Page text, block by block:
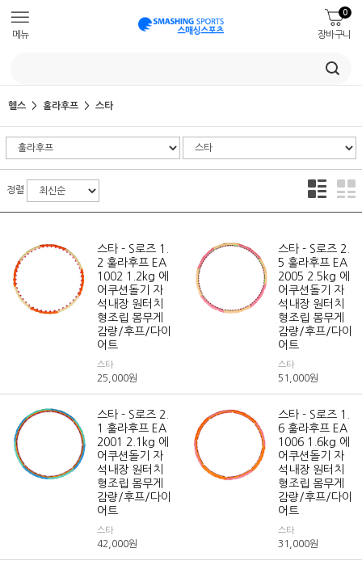
메뉴 장바구니
0
헬스 훌라후프 스타
정렬
스타 - S로즈 1.
2 훌라후프 EA
1002 1.2kg 에
어쿠션돌기 자
석내장 원터치
형조립 몸무게
감량/후프/다이
어트
스타
25,000원
스타 - S로즈 2.
5 훌라후프 EA
2005 2.5kg 에
어쿠션돌기 자
석내장 원터치
형조립 몸무게
감량/후프/다이
어트
스타
51,000원
스타 - S로즈 2.
1 훌라후프 EA
2001 2.1kg 에
어쿠션돌기 자
석내장 원터치
형조립 몸무게
감량/후프/다이
어트
스타
42,000원
스타 - S로즈 1.
6 훌라후프 EA
1006 1.6kg 에
어쿠션돌기 자
석내장 원터치
형조립 몸무게
감량/후프/다이
어트
스타
31,000원